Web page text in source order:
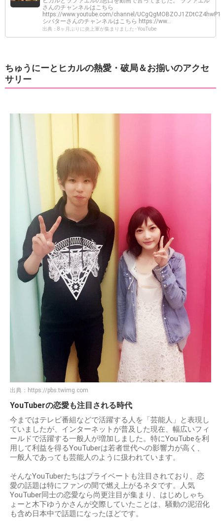
さんのチャンネルはこちら
https://www.youtube.com/channel/
シバターさんのチャンネルはこちら https://ww...
出典：8ヶ月ぶりに炎上軍が集まりました - YouTube
ちゅうにーとヒカルの熱愛・破局＆お揃いのアクセ
サリー
出典： https://pbs.twimg.com
YouTuberの恋愛も注目される時代
今まではテレビ番組などで活躍する人を「芸能人」と表現し
ていましたが、インターネットが普及した現在、幅広いフィ
ールドで活躍する一般人が増加しました。特にYouTubeを利
用して利益を得るYouTuberは若者世代への影響力が高く、
一般人であっても芸能人のように扱われています。
そんなYouTuberたちはプライベートも注目されており、恋
愛の話題は特にファンの間で燃え上がるネタです。人気
YouTuber同士の恋愛なら尚更注目が集まり、はじめしゃち
ょーと木下ゆうかさんが交際していたことは、騒動の泥沼化
も含め日本中で話題になったほどです。